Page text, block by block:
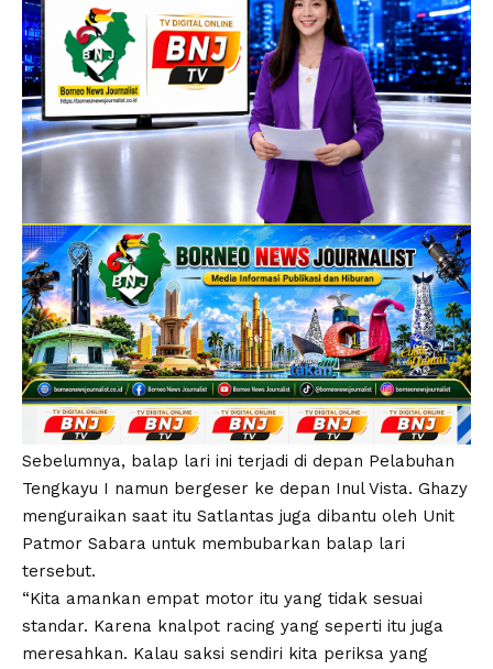
Sebelumnya, balap lari ini terjadi di depan Pelabuhan
Tengkayu I namun bergeser ke depan Inul Vista. Ghazy
menguraikan saat itu Satlantas juga dibantu oleh Unit
Patmor Sabara untuk membubarkan balap lari
tersebut.
“Kita amankan empat motor itu yang tidak sesuai
standar. Karena knalpot racing yang seperti itu juga
meresahkan. Kalau saksi sendiri kita periksa yang